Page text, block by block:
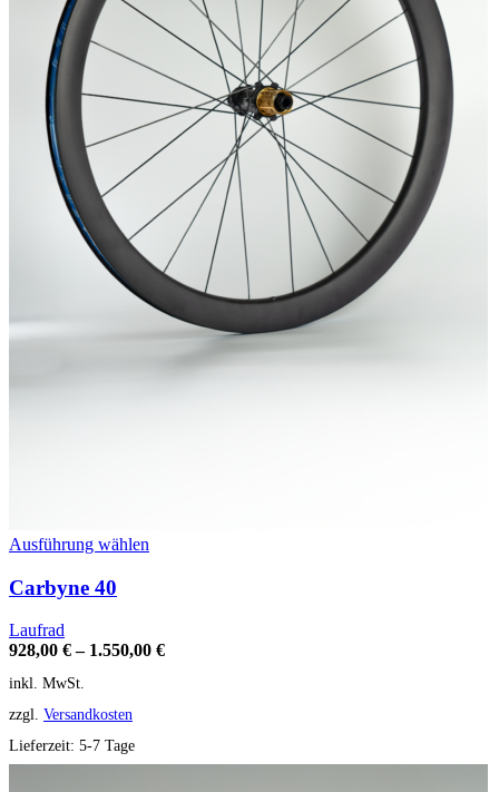
Ausführung wählen
auf.
Produktseite
Carbyne 40
Laufrad
928,00 €– 1.550,00 €
inkl. MwSt.
zzgl. Versandkosten
Lieferzeit: 5-7 Tage